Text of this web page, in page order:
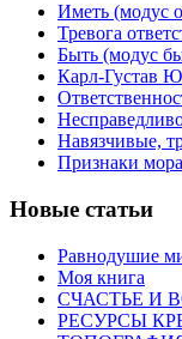
Иметь (модус
Тревога
Быть (модус
Карл-Густав
Навязчивые,
Признаки
Новые статьи
Равнодушие
Моя книга
СЧАСТЬЕ И
РЕСУРСЫ